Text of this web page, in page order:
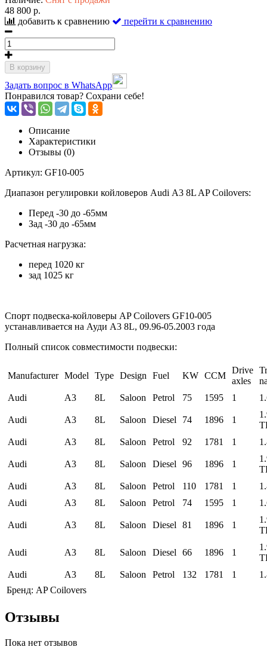
48 800 р.
добавить к сравнению
перейти к сравнению
В корзину
Задать вопрос в WhatsApp
Понравился товар? Сохрани себе!
Описание
Характеристики
Отзывы (0)
Артикул: GF10-005
Диапазон регулировки койловеров Audi A3 8L AP Coilovers:
Перед -30 до -65мм
Зад -30 до -65мм
Расчетная нагрузка:
перед 1020 кг
зад 1025 кг
Спорт подвеска-койловеры AP Coilovers GF10-005
устанавливается на Ауди А3 8L, 09.96-05.2003 года
Полный список совместимости подвески:
Manufacturer Model Type Design Fuel KW CCM
Drive
axles
Audi
A3 8L Saloon Petrol 75 1595 1
Audi A3 8L Saloon Diesel 74 1896 1
Audi
A3 8L Saloon Petrol 92 1781 1
Audi A3 8L Saloon Diesel 96 1896 1
Audi
A3 8L Saloon Petrol 110 1781 1
Audi
A3 8L Saloon Petrol 74 1595 1
Audi A3 8L Saloon Diesel 81 1896 1
Audi A3 8L Saloon Diesel 66 1896 1
Audi
A3 8L Saloon Petrol 132 1781 1
Бренд: AP Coilovers
Отзывы
Пока нет отзывов